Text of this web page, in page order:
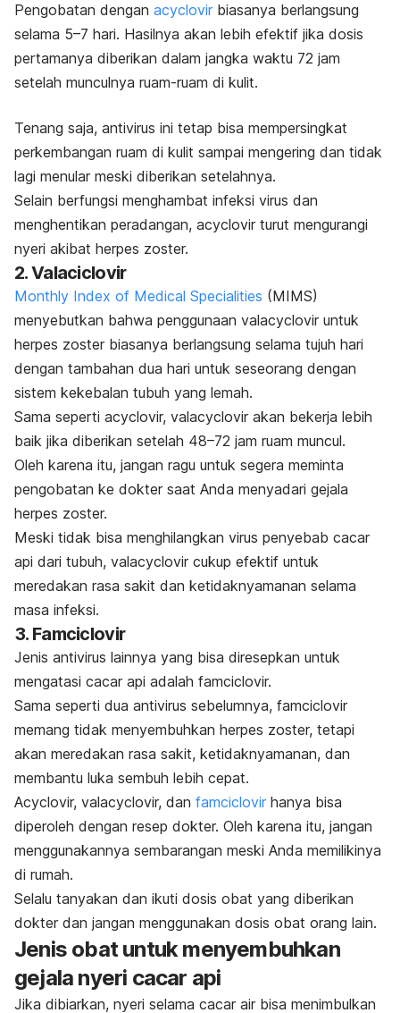
Pengobatan dengan acyclovir biasanya berlangsung
selama 5–7 hari. Hasilnya akan lebih efektif jika dosis
pertamanya diberikan dalam jangka waktu 72 jam
setelah munculnya ruam-ruam di kulit.
Tenang saja, antivirus ini tetap bisa mempersingkat
perkembangan ruam di kulit sampai mengering dan tidak
lagi menular meski diberikan setelahnya.
Selain berfungsi menghambat infeksi virus dan
menghentikan peradangan, acyclovir turut mengurangi
nyeri akibat herpes zoster.
2. Valaciclovir
Monthly Index of Medical Specialities (MIMS)
menyebutkan bahwa penggunaan valacyclovir untuk
herpes zoster biasanya berlangsung selama tujuh hari
dengan tambahan dua hari untuk seseorang dengan
sistem kekebalan tubuh yang lemah.
Sama seperti acyclovir, valacyclovir akan bekerja lebih
baik jika diberikan setelah 48–72 jam ruam muncul.
Oleh karena itu, jangan ragu untuk segera meminta
pengobatan ke dokter saat Anda menyadari gejala
herpes zoster.
Meski tidak bisa menghilangkan virus penyebab cacar
api dari tubuh, valacyclovir cukup efektif untuk
meredakan rasa sakit dan ketidaknyamanan selama
masa infeksi.
3. Famciclovir
Jenis antivirus lainnya yang bisa diresepkan untuk
mengatasi cacar api adalah famciclovir.
Sama seperti dua antivirus sebelumnya, famciclovir
memang tidak menyembuhkan herpes zoster, tetapi
akan meredakan rasa sakit, ketidaknyamanan, dan
membantu luka sembuh lebih cepat.
Acyclovir, valacyclovir, dan famciclovir hanya bisa
diperoleh dengan resep dokter. Oleh karena itu, jangan
menggunakannya sembarangan meski Anda memilikinya
di rumah.
Selalu tanyakan dan ikuti dosis obat yang diberikan
dokter dan jangan menggunakan dosis obat orang lain.
Jenis obat untuk menyembuhkan
gejala nyeri cacar api
Jika dibiarkan, nyeri selama cacar air bisa menimbulkan